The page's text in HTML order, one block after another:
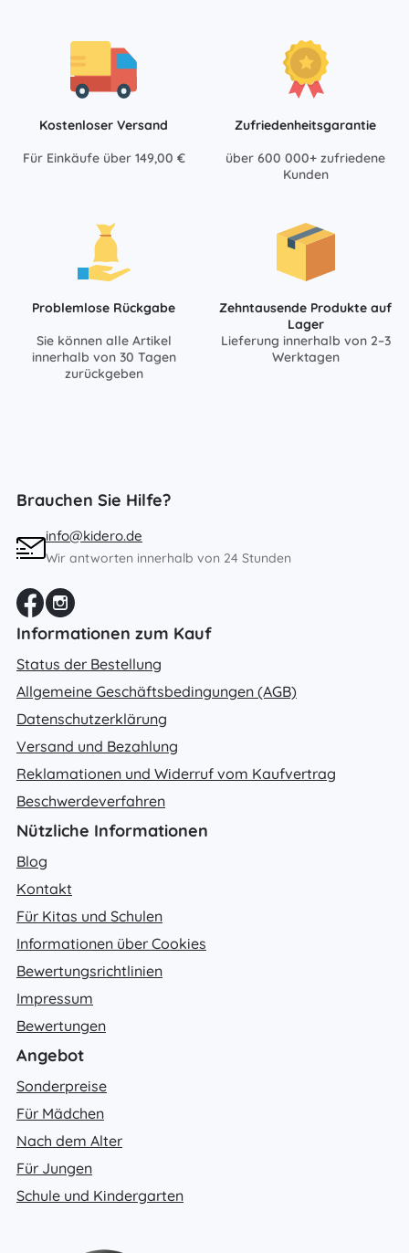
Kostenloser Versand
Für Einkäufe über 149,00 €
Zufriedenheitsgarantie
über 600 000+ zufriedene
Kunden
Problemlose Rückgabe
Sie können alle Artikel
innerhalb von 30 Tagen
zurückgeben
Zehntausende Produkte auf
Lager
Lieferung innerhalb von 2–3
Werktagen
Brauchen Sie Hilfe?
info@kidero.de
Wir antworten innerhalb von 24 Stunden
Informationen zum Kauf
Status der Bestellung
Allgemeine Geschäftsbedingungen (AGB)
Datenschutzerklärung
Versand und Bezahlung
Reklamationen und Widerruf vom Kaufvertrag
Beschwerdeverfahren
Nützliche Informationen
Blog
Kontakt
Für Kitas und Schulen
Informationen über Cookies
Bewertungsrichtlinien
Impressum
Bewertungen
Angebot
Sonderpreise
Für Mädchen
Nach dem Alter
Für Jungen
Schule und Kindergarten